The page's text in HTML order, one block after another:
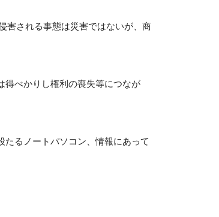
害される事態は災害ではないが、商
べかりし権利の喪失等につなが
たるノートパソコン、情報にあって